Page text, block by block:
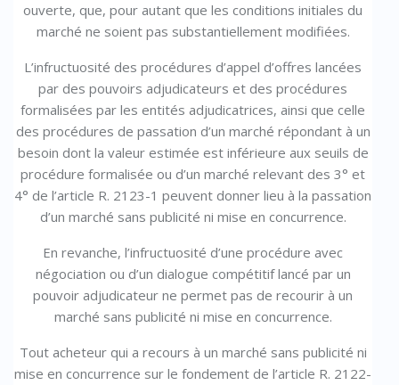
ouverte, que, pour autant que les conditions initiales du
marché ne soient pas substantiellement modifiées.
L’infructuosité des procédures d’appel d’offres lancées
par des pouvoirs adjudicateurs et des procédures
formalisées par les entités adjudicatrices, ainsi que celle
des procédures de passation d’un marché répondant à un
besoin dont la valeur estimée est inférieure aux seuils de
procédure formalisée ou d’un marché relevant des 3° et
4° de l’article R. 2123-1 peuvent donner lieu à la passation
d’un marché sans publicité ni mise en concurrence.
En revanche, l’infructuosité d’une procédure avec
négociation ou d’un dialogue compétitif lancé par un
pouvoir adjudicateur ne permet pas de recourir à un
marché sans publicité ni mise en concurrence.
Tout acheteur qui a recours à un marché sans publicité ni
mise en concurrence sur le fondement de l’article R. 2122-